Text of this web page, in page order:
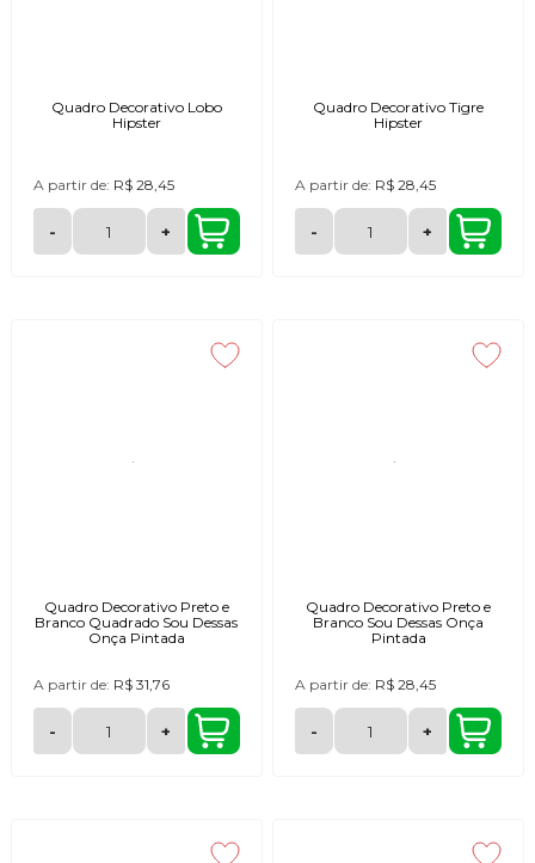
Quadro Decorativo Lobo
Hipster
A partir de: R$ 28,45
- +
Quadro Decorativo Tigre
Hipster
A partir de: R$ 28,45
- +
Quadro Decorativo Preto e
Branco Quadrado Sou Dessas
Onça Pintada
A partir de: R$ 31,76
- +
Quadro Decorativo Preto e
Branco Sou Dessas Onça
Pintada
A partir de: R$ 28,45
- +